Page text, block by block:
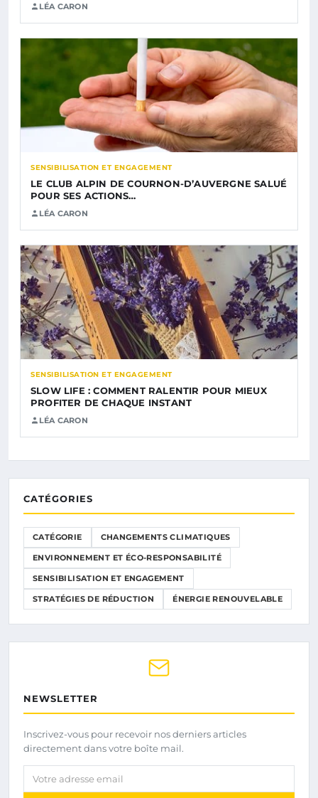
LÉA CARON
SENSIBILISATION ET ENGAGEMENT
LE CLUB ALPIN DE COURNON-D’AUVERGNE SALUÉ
POUR SES ACTIONS…
LÉA CARON
SENSIBILISATION ET ENGAGEMENT
SLOW LIFE : COMMENT RALENTIR POUR MIEUX
PROFITER DE CHAQUE INSTANT
LÉA CARON
CATÉGORIES
CATÉGORIE CHANGEMENTS CLIMATIQUES
ENVIRONNEMENT ET ÉCO-RESPONSABILITÉ
SENSIBILISATION ET ENGAGEMENT
STRATÉGIES DE RÉDUCTION ÉNERGIE RENOUVELABLE
NEWSLETTER
Inscrivez-vous pour recevoir nos derniers articles
directement dans votre boîte mail.
Votre adresse email